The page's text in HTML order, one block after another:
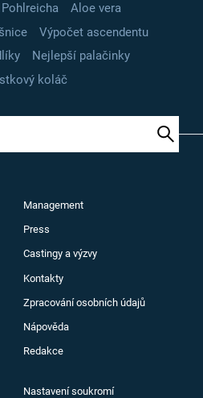
Aloe vera
Výpočet ascendentu
Nejlepší palačinky
koláč
Management
Press
Castingy a výzvy
Kontakty
Zpracování osobních údajů
Nápověda
Redakce
Nastavení soukromí